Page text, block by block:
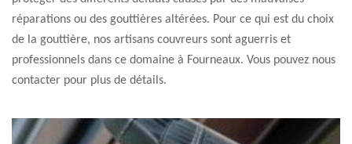
réparations ou des gouttières altérées. Pour ce qui est du choix
de la gouttière, nos artisans couvreurs sont aguerris et
professionnels dans ce domaine à Fourneaux. Vous pouvez nous
contacter pour plus de détails.